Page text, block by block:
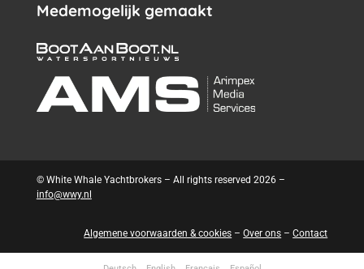
Medemogelijk gemaakt
© White Whale Yachtbrokers – All rights reserved 2026 –
info@wwy.nl
Algemene voorwaarden & cookies –Over ons –Contact